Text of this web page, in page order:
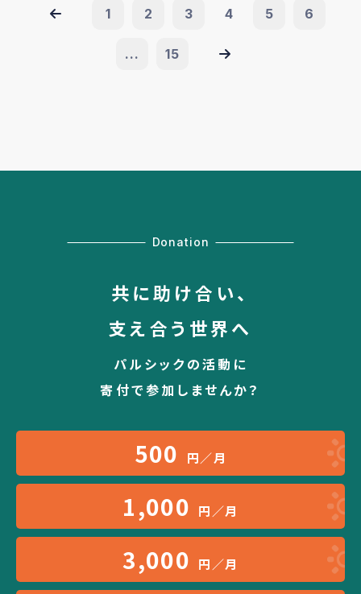
1 2 3 4 5 6
... 15
Donation
共に助け合い、
支え合う世界へ
パルシックの活動に
寄付で参加しませんか？
500 円／月
1,000 円／月
3,000 円／月